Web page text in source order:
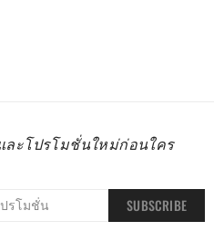
ละโปรโมชั่นใหม่ก่อนใคร
SUBSCRIBE